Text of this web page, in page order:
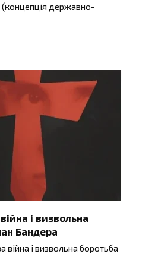
(концепція державно-
і визвольна
Бандера
війна і визвольна боротьба